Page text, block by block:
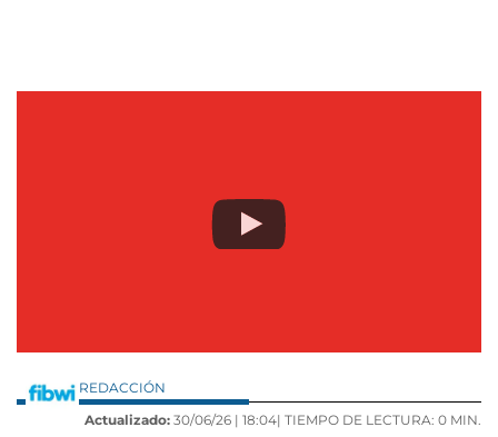
REDACCIÓN
Actualizado: 30/06/26 | 18:04| TIEMPO DE LECTURA: 0 MIN.